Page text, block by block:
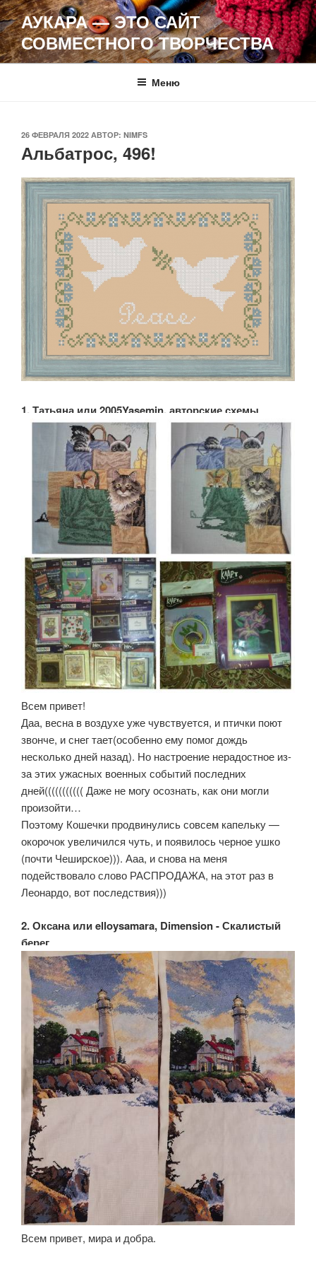
Перейти
к
содержимому
АУКАРА — ЭТО САЙТ
СОВМЕСТНОГО ТВОРЧЕСТВА
Меню
ОПУБЛИКОВАНО
26 ФЕВРАЛЯ 2022 АВТОР: NIMFS
Альбатрос, 496!
1. Татьяна или 2005Yasemin, авторские схемы
Всем привет!
Даа, весна в воздухе уже чувствуется, и птички поют
звонче, и снег тает(особенно ему помог дождь
несколько дней назад). Но настроение нерадостное из-
за этих ужасных военных событий последних
дней((((((((((( Даже не могу осознать, как они могли
произойти…
Поэтому Кошечки продвинулись совсем капельку —
окорочок увеличился чуть, и появилось черное ушко
(почти Чеширское))). Ааа, и снова на меня
подействовало слово РАСПРОДАЖА, на этот раз в
Леонардо, вот последствия)))
2. Оксана или elloysamara, Dimension - Скалистый
берег
Всем привет, мира и добра.